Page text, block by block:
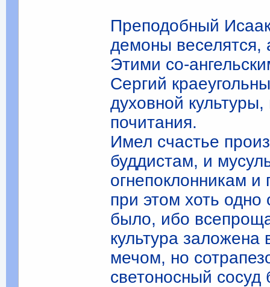
Преподобный
де­моны веселятся,
Этими со-
Сергий
духовной
почитания.
Имел счастье
буддистам, и
огнепоклонникам
при этом хоть
было, ибо
культура
ме­чом, но
светоносный сосуд